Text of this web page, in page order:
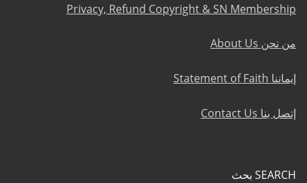
Privacy, Refund Copyright & SN Membership
من نحن About Us
إيماننا Statement of Faith
إتصل بنا Contact Us
SEARCH بحث